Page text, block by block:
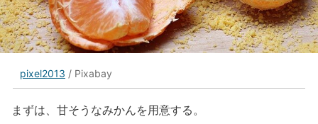
pixel2013 / Pixabay
まずは、甘そうなみかんを用意する。